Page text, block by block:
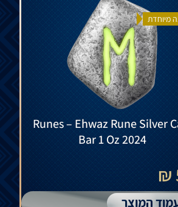
מיוחדת
Runes – Ehwaz Rune Silver
Bar 1 Oz 2024
המוצר